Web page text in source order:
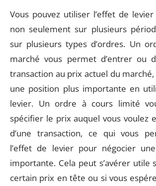
Vous pouvez utiliser l’effet de
non seulement sur plusieurs
sur plusieurs types d’ordres. Un
marché vous permet d’entrer ou
transaction au prix actuel du
une position plus importante en
levier. Un ordre à cours limité
spécifier le prix auquel vous voulez
d’une transaction, ce qui vous
l’effet de levier pour négocier
importante. Cela peut s’avérer utile
certain prix en tête ou si vous